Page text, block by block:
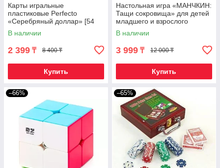
Карты игральные
пластиковые Perfecto
«Серебряный доллар» [54
шт]
В наличии
2 399 ₸ 8 400 ₸
Купить
Настольная игра «МАНЧКИН:
Тащи сокровища» для детей
младшего и взрослого
возраста
В наличии
3 999 ₸ 12 000 ₸
Купить
–66% –65%